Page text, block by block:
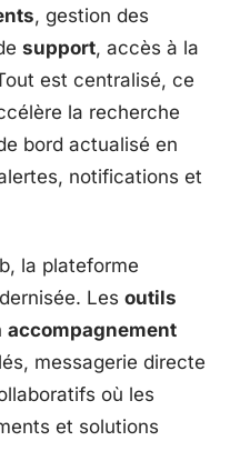
, gestion des
support, accès à la
est centralisé, ce
la recherche
bord actualisé en
notifications et
la plateforme
Les outils
accompagnement
messagerie directe
où les
et solutions